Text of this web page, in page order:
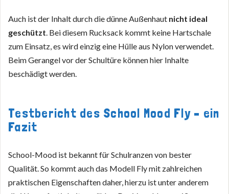
Auch ist der Inhalt durch die dünne Außenhaut nicht ideal
geschützt. Bei diesem Rucksack kommt keine Hartschale
zum Einsatz, es wird einzig eine Hülle aus Nylon verwendet.
Beim Gerangel vor der Schultüre können hier Inhalte
beschädigt werden.
Testbericht des School Mood Fly – ein
Fazit
School-Mood ist bekannt für Schulranzen von bester
Qualität. So kommt auch das Modell Fly mit zahlreichen
praktischen Eigenschaften daher, hierzu ist unter anderem